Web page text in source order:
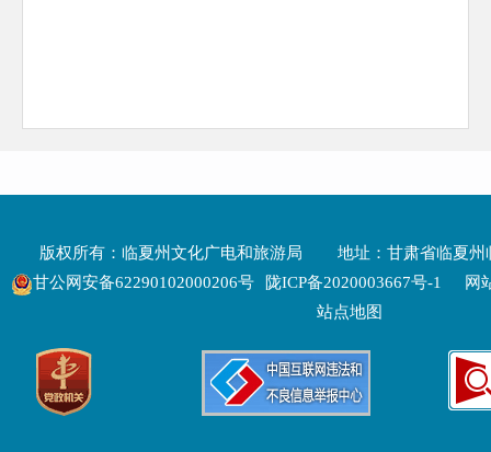
版权所有：临夏州文化广电和旅游局
地址：甘肃省临夏州
甘公网安备62290102000206号
陇ICP备2020003667号-1
网
站点地图